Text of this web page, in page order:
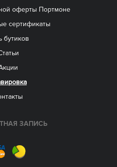
оферты Портмоне
сертификаты
бутиков
ЗАПИСЬ